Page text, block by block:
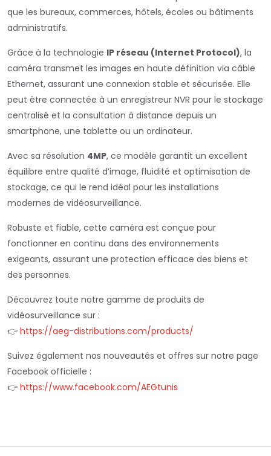
que les bureaux, commerces, hôtels, écoles ou bâtiments
administratifs.
Grâce à la technologie IP réseau (Internet Protocol), la
caméra transmet les images en haute définition via câble
Ethernet, assurant une connexion stable et sécurisée. Elle
peut être connectée à un enregistreur NVR pour le stockage
centralisé et la consultation à distance depuis un
smartphone, une tablette ou un ordinateur.
Avec sa résolution 4MP, ce modèle garantit un excellent
équilibre entre qualité d’image, fluidité et optimisation de
stockage, ce qui le rend idéal pour les installations
modernes de vidéosurveillance.
Robuste et fiable, cette caméra est conçue pour
fonctionner en continu dans des environnements
exigeants, assurant une protection efficace des biens et
des personnes.
Découvrez toute notre gamme de produits de
vidéosurveillance sur :
👉 https://aeg-distributions.com/products/
Suivez également nos nouveautés et offres sur notre page
Facebook officielle :
👉 https://www.facebook.com/AEGtunis